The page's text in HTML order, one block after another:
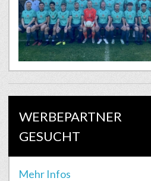
WERBEPARTNER
GESUCHT
Mehr Infos